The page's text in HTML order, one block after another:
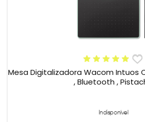
Mesa Digitalizadora Wacom Intuos
, Bluetooth ,
Indisponível